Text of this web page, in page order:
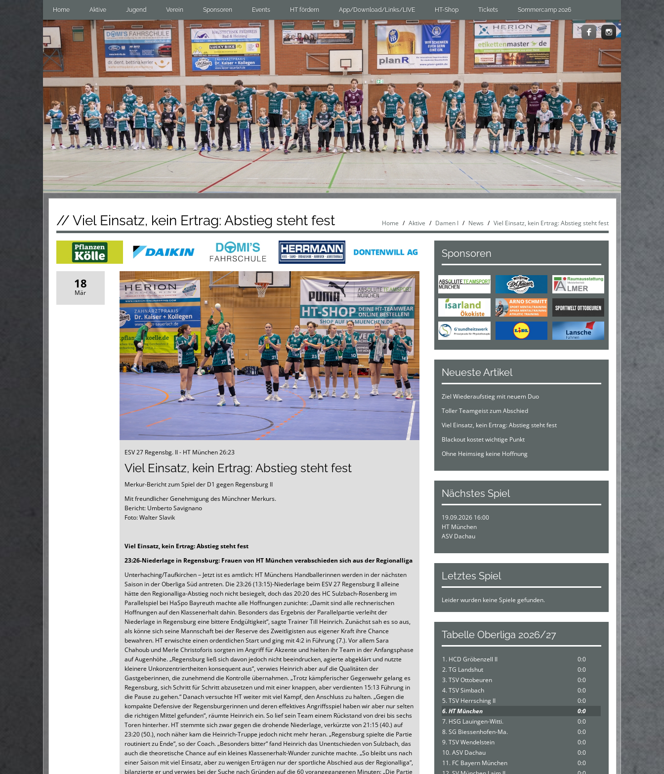
Home Aktive Jugend Verein Sponsoren Events HT fördern App/Download/Links/LIVE HT-Shop Tickets Sommercamp 2026
// Viel Einsatz, kein Ertrag: Abstieg steht fest Home Aktive Damen I News Viel Einsatz, kein Ertrag: Abstieg steht fest
18
Mär
ESV 27 Regensbg. II - HT München 26:23
Viel Einsatz, kein Ertrag: Abstieg steht fest
Merkur-Bericht zum Spiel der D1 gegen Regensburg II
Mit freundlicher Genehmigung des Münchner Merkurs.
Bericht: Umberto Savignano
Foto: Walter Slavik
Viel Einsatz, kein Ertrag: Abstieg steht fest
23:26-Niederlage in Regensburg: Frauen von HT München verabschieden sich aus der Regionalliga
Unterhaching/Taufkirchen – Jetzt ist es amtlich: HT Münchens Handballerinnen werden in der nächsten
Saison in der Oberliga Süd antreten. Die 23:26 (13:15)-Niederlage beim ESV 27 Regensburg II alleine
hätte den Regionalliga-Abstieg noch nicht besiegelt, doch das 20:20 des HC Sulzbach-Rosenberg im
Parallelspiel bei HaSpo Bayreuth machte alle Hoffnungen zunichte: „Damit sind alle rechnerischen
Hoffnungen auf den Klassenerhalt dahin. Besonders das Ergebnis der Parallelpartie verleiht der
Niederlage in Regensburg eine bittere Endgültigkeit“, sagte Trainer Till Heinrich. Zunächst sah es so aus,
als könne sich seine Mannschaft bei der Reserve des Zweitligisten aus eigener Kraft ihre Chance
bewahren. HT erwischte einen ordentlichen Start und ging mit 4:2 in Führung (7.). Vor allem Sara
Chahoub und Merle Christoforis sorgten im Angriff für Akzente und hielten ihr Team in der Anfangsphase
auf Augenhöhe. „Regensburg ließ sich davon jedoch nicht beeindrucken, agierte abgeklärt und nutzte
kleinere Unkonzentriertheiten konsequent aus“, verwies Heinrich aber auf die Qualitäten der
Gastgeberinnen, die zunehmend die Kontrolle übernahmen. „Trotz kämpferischer Gegenwehr gelang es
Regensburg, sich Schritt für Schritt abzusetzen und mit einer knappen, aber verdienten 15:13 Führung in
die Pause zu gehen.“ Danach versuchte HT weiter mit viel Kampf, den Anschluss zu halten. „Gegen die
kompakte Defensive der Regensburgerinnen und deren effektives Angriffsspiel haben wir aber nur selten
die richtigen Mittel gefunden“, räumte Heinrich ein. So lief sein Team einem Rückstand von drei bis sechs
Toren hinterher. HT stemmte sich zwar gegen die drohende Niederlage, verkürzte von 21:15 (40.) auf
23:20 (50.), noch näher kam die Heinrich-Truppe jedoch nicht mehr heran. „Regensburg spielte die Partie
routiniert zu Ende“, so der Coach. „Besonders bitter“ fand Heinrich das Unentschieden von Sulzbach, das
auch die theoretische Chance auf ein kleines Klassenerhalt-Wunder zunichte machte. „So bleibt uns nach
einer Saison mit viel Einsatz, aber zu wenigen Erträgen nur der sportliche Abschied aus der Regionalliga“,
bilanzierte er und verwies bei der Suche nach Gründen auf die 60 vorangegangenen Minuten: „Die Partie
Sponsoren
Neueste Artikel
Ziel Wiederaufstieg mit neuem Duo
Toller Teamgeist zum Abschied
Viel Einsatz, kein Ertrag: Abstieg steht fest
Blackout kostet wichtige Punkt
Ohne Heimsieg keine Hoffnung
Nächstes Spiel
19.09.2026 16:00
HT München
ASV Dachau
Letztes Spiel
Leider wurden keine Spiele gefunden.
Tabelle Oberliga 2026/27
1. HCD Gröbenzell II
0:0
2. TG Landshut
0:0
3. TSV Ottobeuren
0:0
4. TSV Simbach
0:0
5. TSV Herrsching II
0:0
6. HT München
0:0
7. HSG Lauingen-Witti.
0:0
8. SG Biessenhofen-Ma.
0:0
9. TSV Wendelstein
0:0
10. ASV Dachau
0:0
11. FC Bayern München
0:0